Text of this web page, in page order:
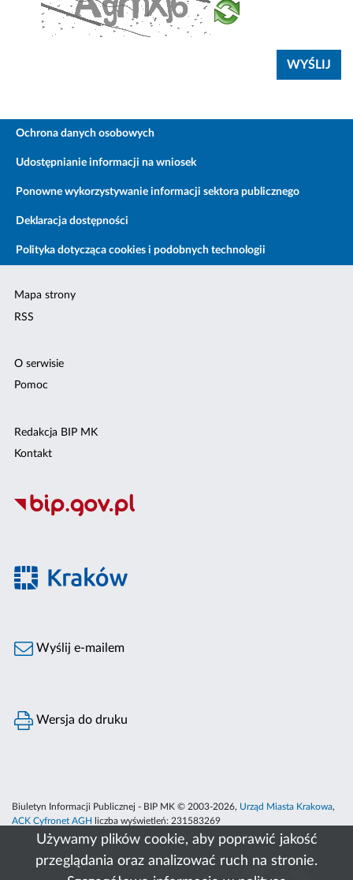
Używamy plików cookie, aby poprawić jakość
przeglądania oraz analizować ruch na stronie.
Ochrona danych osobowych
Udostępnianie informacji na wniosek
Ponowne wykorzystywanie informacji sektora publicznego
Deklaracja dostępności
Polityka dotycząca cookies i podobnych technologii
Mapa strony
RSS
O serwisie
Pomoc
Redakcja BIP MK
Kontakt
Wyślij e-mailem
Wersja do druku
Biuletyn Informacji Publicznej - BIP MK © 2003-2026, Urząd Miasta Krakowa,
ACK Cyfronet AGH
liczba wyświetleń: 231583269